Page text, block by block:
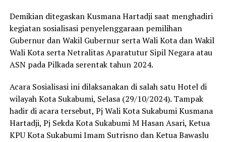
Demikian ditegaskan Kusmana Hartadji saat menghadiri
kegiatan sosialisasi penyelenggaraan pemilihan
Gubernur dan Wakil Gubernur serta Wali Kota dan Wakil
Wali Kota serta Netralitas Aparatutur Sipil Negara atau
ASN pada Pilkada serentak tahun 2024.
Acara Sosialisasi ini dilaksanakan di salah satu Hotel di
wilayah Kota Sukabumi, Selasa (29/10/2024). Tampak
hadir di acara tersebut, Pj Wali Kota Sukabumi Kusmana
Hartadji, Pj Sekda Kota Sukabumi M Hasan Asari, Ketua
KPU Kota Sukabumi Imam Sutrisno dan Ketua Bawaslu